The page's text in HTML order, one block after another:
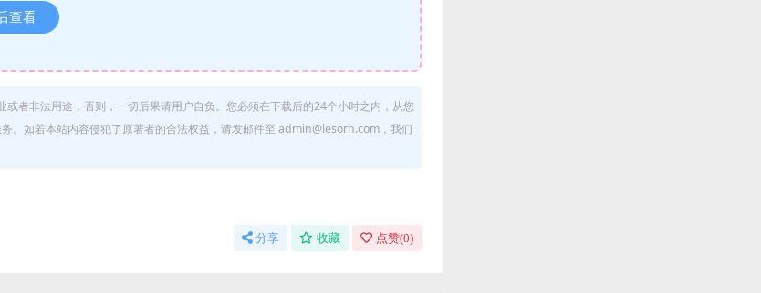
查看
者非法用途，否则，一切后果请用户自负。您必须在下载后的24个小时之内，从您
。如若本站内容侵犯了原著者的合法权益，请发邮件至 admin@lesorn.com，我们
分享 收藏 点赞(0)